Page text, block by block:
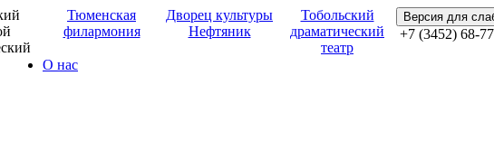
Тюменская
филармония
Дворец культуры
Нефтяник
Тобольский
драматический
театр
Версия для
+7 (3452) 68-
О нас